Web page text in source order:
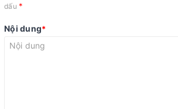
dấu *
Nội dung*